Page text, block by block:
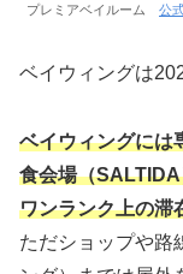
プレミアベイルーム 公
ベイウィングは
ベイウィングには
食会場（
ワンランク上の滞
ただショップや路